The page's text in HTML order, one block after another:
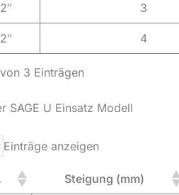
3
4
3 Einträgen
SAGE U Einsatz Modell
Einträge anzeigen
Steigung (mm)